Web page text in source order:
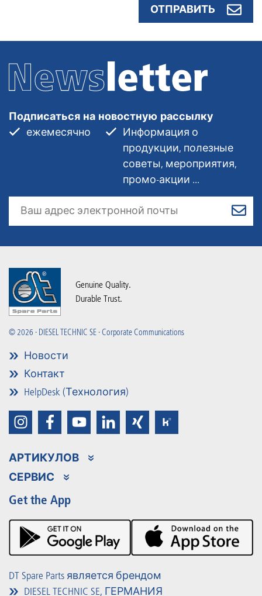
ОТПРАВИТЬ
Подписаться на новостную рассылку
ежемесячно
Информация о
продукции, полезные
советы, мероприятия,
промо-акции ...
Genuine Quality.
Durable Trust.
© 2026 · DIESEL TECHNIC SE · Corporate Communications
Новости
Контакт
HelpDesk (Технология)
АРТИКУЛОВ
Ассортимент продукции
Partner Portal
Product Promotions
СЕРВИС
Преимущества
Premium Shop
Мероприятия
Материалы для загрузки
Get the App
DT Spare Parts является брендом
DIESEL TECHNIC SE, ГЕРМАНИЯ